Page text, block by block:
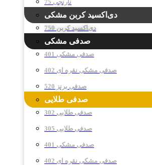
نارنجی 75
دی‌اکسید کربن مشکی
دی‌اکسید کربن 750
صدفی مشکی
صدفی مشکی 401
صدفی مشکی نقره ای 402
صدفی برنز 520
صدفی طلایی
صدفی طلایی 302
صدفی طلایی 305
صدفی مشکی 401
صدفی مشکی نقره ای 402